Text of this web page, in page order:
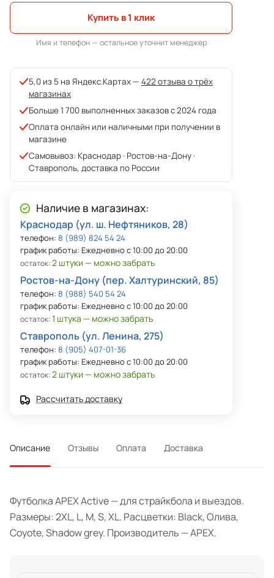
Купить в 1 клик
Имя и телефон — остальное уточнит менеджер
5,0 из 5 на Яндекс.Картах — 422 отзыва о трёх
магазинах
Больше 1 700 выполненных заказов с 2024 года
Оплата онлайн или наличными при получении в
магазине
Самовывоз: Краснодар · Ростов-на-Дону ·
Ставрополь, доставка по России
Наличие в магазинах:
Краснодар (ул. ш. Нефтяников, 28)
телефон: 8 (989) 824 54 24
график работы: Ежедневно с 10:00 до 20:00
остаток:2 штуки — можно забрать
Ростов-на-Дону (пер. Халтуринский, 85)
телефон: 8 (988) 540 54 24
график работы: Ежедневно с 10:00 до 20:00
остаток:1 штука — можно забрать
Ставрополь (ул. Ленина, 275)
телефон: 8 (905) 407-01-36
график работы: Ежедневно с 10:00 до 20:00
остаток:2 штуки — можно забрать
Рассчитать доставку
Описание Отзывы Оплата Доставка
Футболка APEX Active — для страйкбола и выездов.
Размеры: 2XL, L, M, S, XL. Расцветки: Black, Олива,
Coyote, Shadow grey. Производитель — APEX.